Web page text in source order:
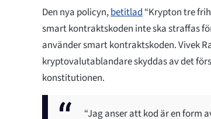
Den nya policyn,betitlad “Krypton tre
smart kontraktskoden inte ska straffas
använder smart kontraktskoden. Vivek
kryptovalutablandare skyddas av det
konstitutionen.
“Jag anser att kod är en form